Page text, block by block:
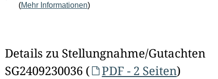
(Mehr Informationen)
Details zu Stellungnahme/Gutachten
SG2409230036 (
PDF - 2 Seiten)